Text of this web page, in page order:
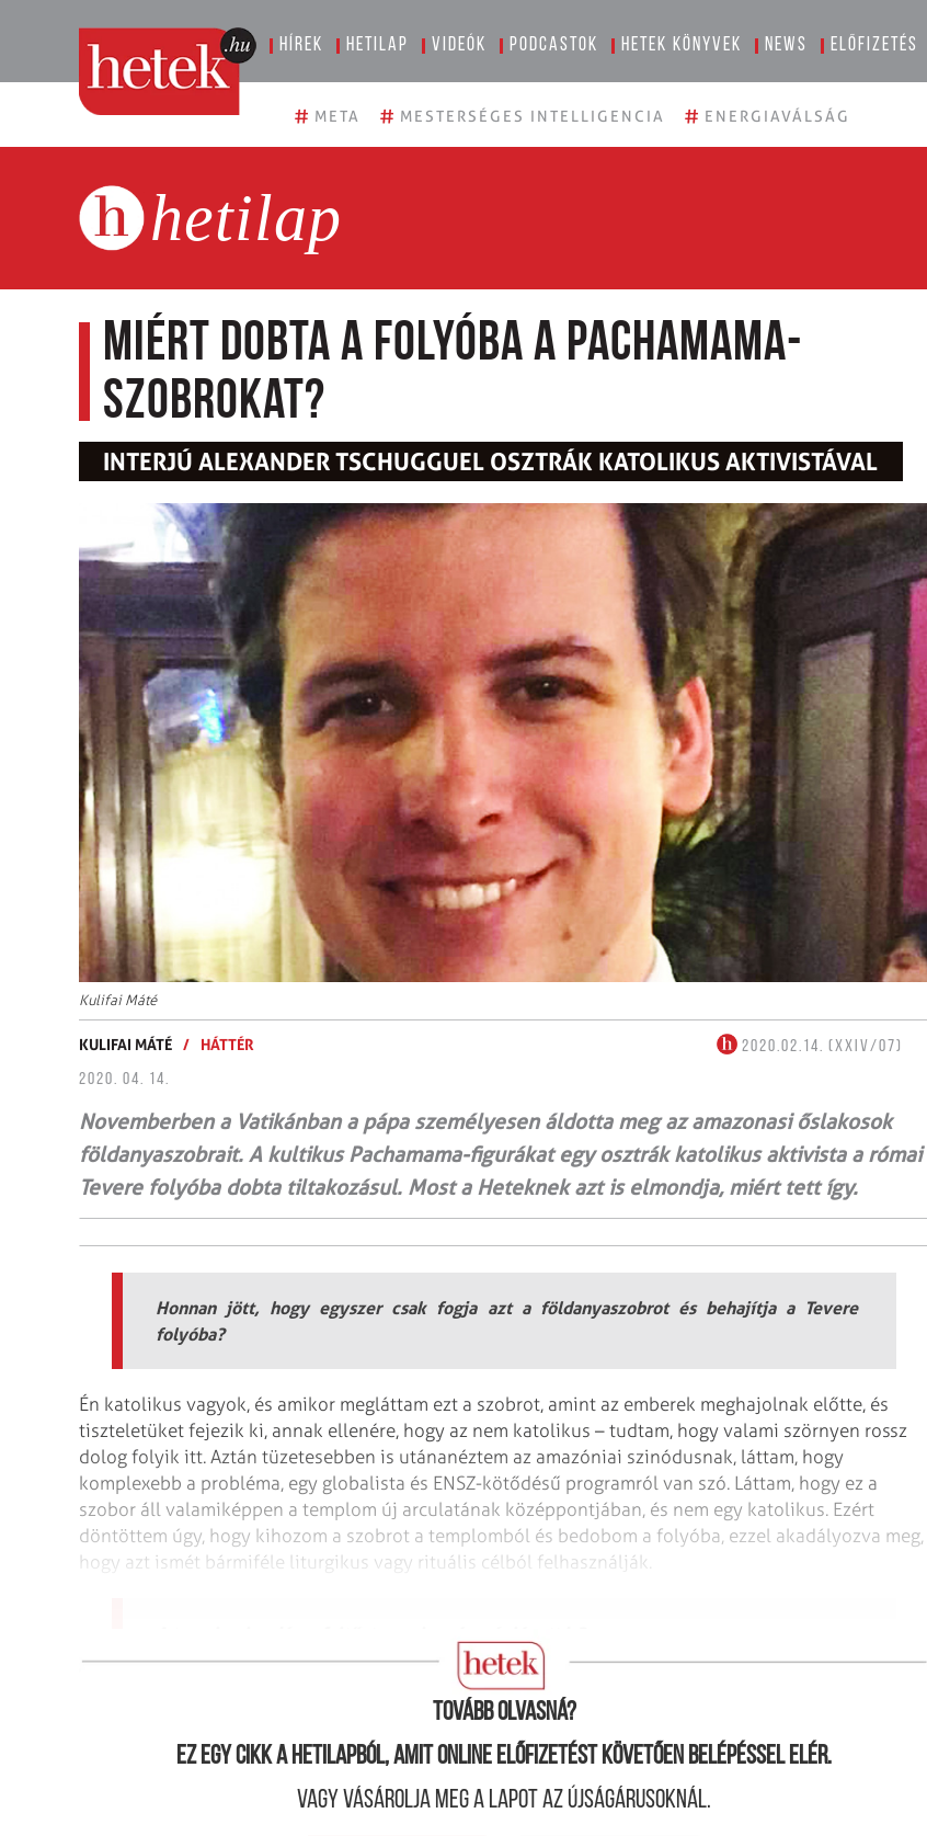
Hírek Hetilap Videók Podcastok Hetek könyvek News Előfizetés
# META # MESTERSÉGES INTELLIGENCIA # ENERGIAVÁLSÁG
hetilap
Miért dobta a folyóba a Pachamama-
szobrokat?
INTERJÚ ALEXANDER TSCHUGGUEL OSZTRÁK KATOLIKUS AKTIVISTÁVAL
Kulifai Máté
KULIFAI MÁTÉ / HÁTTÉR
2020.02.14. (XXIV/07)
2020. 04. 14.
Novemberben a Vatikánban a pápa személyesen áldotta meg az amazonasi őslakosok
földanyaszobrait. A kultikus Pachamama-figurákat egy osztrák katolikus aktivista a római
Tevere folyóba dobta tiltakozásul. Most a Heteknek azt is elmondja, miért tett így.
Honnan jött, hogy egyszer csak fogja azt a földanyaszobrot és behajítja a Tevere
folyóba?
Én katolikus vagyok, és amikor megláttam ezt a szobrot, amint az emberek meghajolnak előtte, és
tiszteletüket fejezik ki, annak ellenére, hogy az nem katolikus – tudtam, hogy valami szörnyen rossz
dolog folyik itt. Aztán tüzetesebben is utánanéztem az amazóniai szinódusnak, láttam, hogy
komplexebb a probléma, egy globalista és ENSZ-kötődésű programról van szó. Láttam, hogy ez a
szobor áll valamiképpen a templom új arculatának középpontjában, és nem egy katolikus. Ezért
döntöttem úgy, hogy kihozom a szobrot a templomból és bedobom a folyóba, ezzel akadályozva meg,
hogy azt ismét bármiféle liturgikus vagy rituális célból felhasználják.
Tovább olvasná?
Ez egy cikk a hetilapból, amit online előfizetést követően belépéssel elér.
Vagy vásárolja meg a lapot az újságárusoknál.